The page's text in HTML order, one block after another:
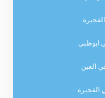
ابوظبي
العين